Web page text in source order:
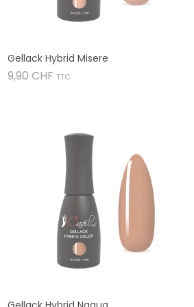
Gellack Hybrid Misere
9,90 CHF Preis
TTC